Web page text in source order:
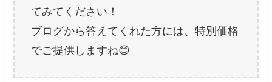
てみてください！
ブログから答えてくれた方には、特別価格
でご提供しますね😊